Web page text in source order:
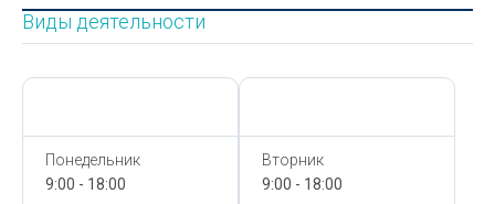
Виды деятельности
Понедельник
9:00 - 18:00
Вторник
9:00 - 18:00